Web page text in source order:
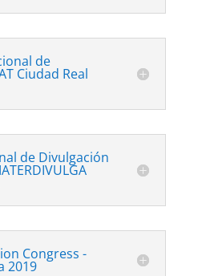
de
Ciudad Real
de Divulgación
Congress -
2019